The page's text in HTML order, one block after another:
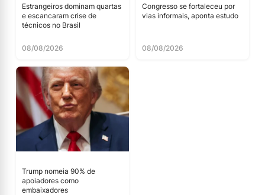
Estrangeiros dominam quartas
e escancaram crise de
técnicos no Brasil
08/08/2026
Congresso se fortaleceu por
vias informais, aponta estudo
08/08/2026
Trump nomeia 90% de
apoiadores como
embaixadores